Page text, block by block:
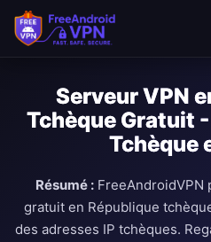
Passer au contenu principal
Serveur VPN
Tchèque Gratuit
Tchèque
Résumé :FreeAndroidVPN
gratuit en République
des adresses IP tchèques.